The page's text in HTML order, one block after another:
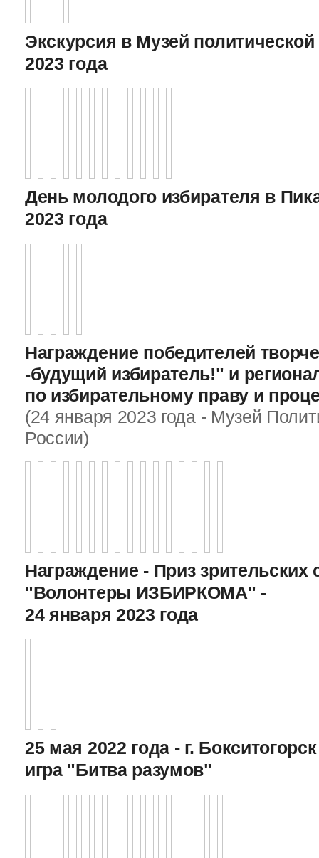
Экскурсия в Музей
2023 года
День молодого избирателя в
2023 года
Награждение победителей
-будущий избиратель!" и
по избирательному праву и
(24 января 2023 года - Музей
России)
Награждение - Приз зрительских
"Волонтеры ИЗБИРКОМА" -
24 января 2023 года
25 мая 2022 года - г.
игра "Битва разумов"